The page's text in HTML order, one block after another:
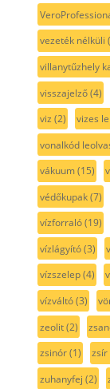
vezeték nélküli
villanytűzhely
visszajelző(4)
viz (2) vizes
vonalkód
vákuum(15)
védőkupak(7)
vízforraló(19)
vízlágyító(3)
vízszelep(4)
vízváltó(3)
zeolit(2)
zsinór(1) zsír
zuhanyfej (2)